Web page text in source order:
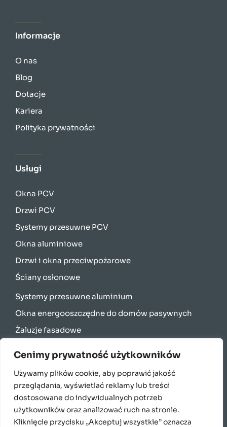
Cenimy prywatność użytkowników
Używamy plików cookie, aby poprawić jakość
przeglądania, wyświetlać reklamy lub treści
dostosowane do indywidualnych potrzeb
użytkowników oraz analizować ruch na stronie.
Kliknięcie przycisku „Akceptuj wszystkie” oznacza
Informacje
O nas
Blog
Dotacje
Kariera
Polityka prywatności
Usługi
Okna PCV
Drzwi PCV
Systemy przesuwne PCV
Okna aluminiowe
Drzwi i okna przeciwpożarowe
Ściany osłonowe
Systemy przesuwne aluminium
Okna energooszczędne do domów pasywnych
Żaluzje fasadowe
Parapety
English
Français